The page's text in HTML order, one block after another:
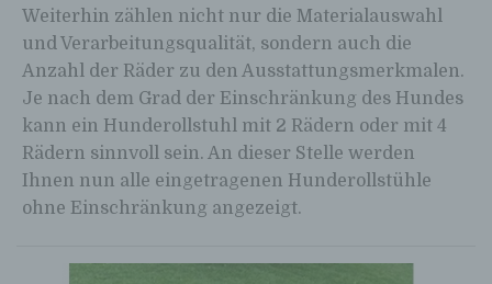
Weiterhin zählen nicht nur die Materialauswahl
und Verarbeitungsqualität, sondern auch die
Anzahl der Räder zu den Ausstattungsmerkmalen.
Je nach dem Grad der Einschränkung des Hundes
kann ein Hunderollstuhl mit 2 Rädern oder mit 4
Rädern sinnvoll sein. An dieser Stelle werden
Ihnen nun alle eingetragenen Hunderollstühle
ohne Einschränkung angezeigt.